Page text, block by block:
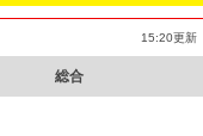
15:20更新
総合